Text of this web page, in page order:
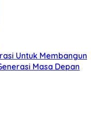
Untuk Membangun
Masa Depan